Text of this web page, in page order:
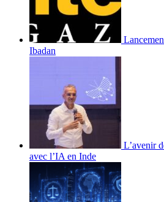
Ibadan
L’avenir
avec l’IA en Inde